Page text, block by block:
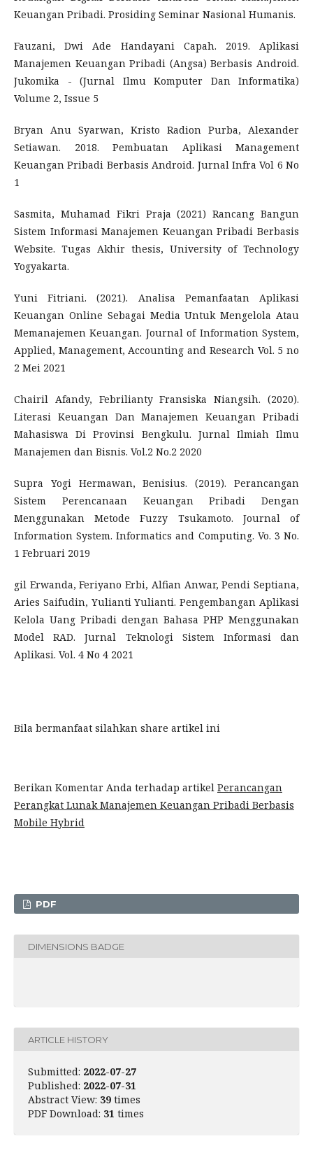
Keuangan Pribadi. Prosiding Seminar Nasional Humanis.
Fauzani, Dwi Ade Handayani Capah. 2019. Aplikasi
Manajemen Keuangan Pribadi (Angsa) Berbasis Android.
Jukomika - (Jurnal Ilmu Komputer Dan Informatika)
Volume 2, Issue 5
Bryan Anu Syarwan, Kristo Radion Purba, Alexander
Setiawan. 2018. Pembuatan Aplikasi Management
Keuangan Pribadi Berbasis Android. Jurnal Infra Vol 6 No
1
Sasmita, Muhamad Fikri Praja (2021) Rancang Bangun
Sistem Informasi Manajemen Keuangan Pribadi Berbasis
Website. Tugas Akhir thesis, University of Technology
Yogyakarta.
Yuni Fitriani. (2021). Analisa Pemanfaatan Aplikasi
Keuangan Online Sebagai Media Untuk Mengelola Atau
Memanajemen Keuangan. Journal of Information System,
Applied, Management, Accounting and Research Vol. 5 no
2 Mei 2021
Chairil Afandy, Febrilianty Fransiska Niangsih. (2020).
Literasi Keuangan Dan Manajemen Keuangan Pribadi
Mahasiswa Di Provinsi Bengkulu. Jurnal Ilmiah Ilmu
Manajemen dan Bisnis. Vol.2 No.2 2020
Supra Yogi Hermawan, Benisius. (2019). Perancangan
Sistem Perencanaan Keuangan Pribadi Dengan
Menggunakan Metode Fuzzy Tsukamoto. Journal of
Information System. Informatics and Computing. Vo. 3 No.
1 Februari 2019
gil Erwanda, Feriyano Erbi, Alfian Anwar, Pendi Septiana,
Aries Saifudin, Yulianti Yulianti. Pengembangan Aplikasi
Kelola Uang Pribadi dengan Bahasa PHP Menggunakan
Model RAD. Jurnal Teknologi Sistem Informasi dan
Aplikasi. Vol. 4 No 4 2021
Bila bermanfaat silahkan share artikel ini
Berikan Komentar Anda terhadap artikel Perancangan
Perangkat Lunak Manajemen Keuangan Pribadi Berbasis
Mobile Hybrid
PDF
DIMENSIONS BADGE
ARTICLE HISTORY
Submitted: 2022-07-27
Published: 2022-07-31
Abstract View: 39 times
PDF Download: 31 times